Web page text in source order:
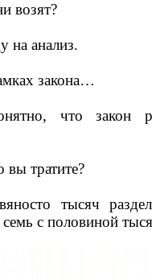
возят?
на анализ.
закона…
что закон
тратите?
тысяч
семь с половиной